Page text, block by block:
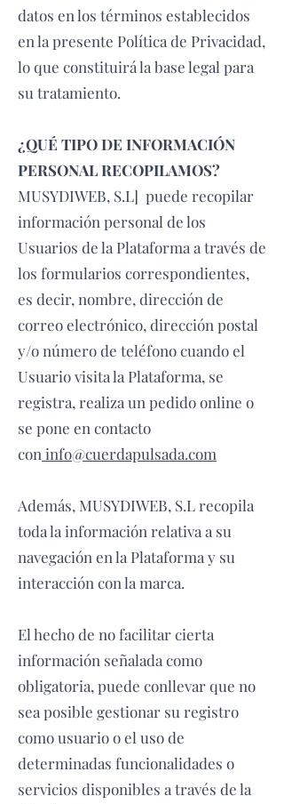
datos en los términos establecidos
en la presente Política de Privacidad,
lo que constituirá la base legal para
su tratamiento.
¿QUÉ TIPO DE INFORMACIÓN
PERSONAL RECOPILAMOS?
MUSYDIWEB, S.L] puede recopilar
información personal de los
Usuarios de la Plataforma a través de
los formularios correspondientes,
es decir, nombre, dirección de
correo electrónico, dirección postal
y/o número de teléfono cuando el
Usuario visita la Plataforma, se
registra, realiza un pedido online o
se pone en contacto
con info@cuerdapulsada.com
Además, MUSYDIWEB, S.L recopila
toda la información relativa a su
navegación en la Plataforma y su
interacción con la marca.
El hecho de no facilitar cierta
información señalada como
obligatoria, puede conllevar que no
sea posible gestionar su registro
como usuario o el uso de
determinadas funcionalidades o
servicios disponibles a través de la